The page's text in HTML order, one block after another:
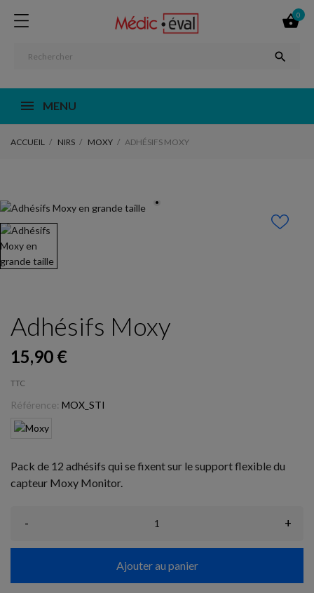

0

MENU
ACCUEIL NIRS MOXY ADHÉSIFS MOXY
Adhésifs Moxy
15,90 €
TTC
Référence: MOX_STI
Pack de 12 adhésifs qui se fixent sur le support flexible du
capteur Moxy Monitor.
- +
Ajouter au panier